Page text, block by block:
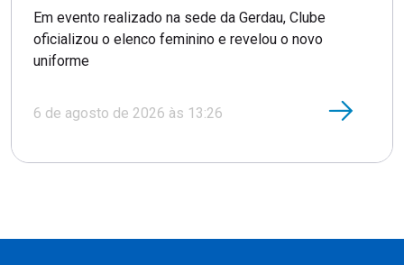
Em evento realizado na sede da Gerdau, Clube
oficializou o elenco feminino e revelou o novo
uniforme
6 de agosto de 2026 às 13:26